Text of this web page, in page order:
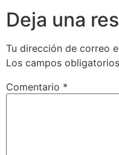
Deja una
Tu dirección de correo
Los campos
Comentario *